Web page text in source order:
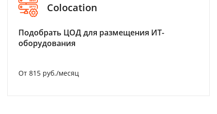
Colocation
Подобрать ЦОД для размещения ИТ-
оборудования
От 815 руб./месяц